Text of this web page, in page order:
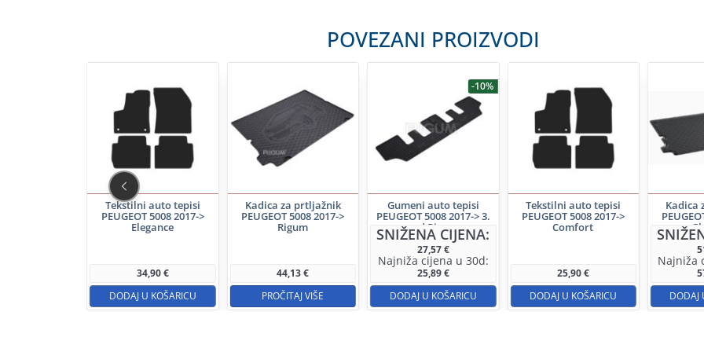
POVEZANI PROIZVODI
Tekstilni auto tepisi
PEUGEOT 5008 2017->
Elegance
34,90€
DODAJ U KOŠARICU
Kadica za prtljažnik
PEUGEOT 5008 2017->
Rigum
44,13€
PROČITAJ VIŠE
-10%
Gumeni auto tepisi
PEUGEOT 5008 2017-> 3.
red Rigum
SNIŽENA CIJENA:
27,57€
Najniža cijena u 30d:
25,89€
DODAJ U KOŠARICU
Tekstilni auto tepisi
PEUGEOT 5008 2017->
Comfort
25,90€
DODAJ U KOŠARICU
Kadica
Najniža
DODAJ